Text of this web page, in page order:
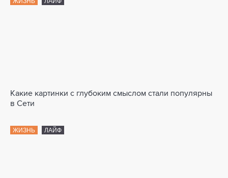
Какие картинки с глубоким смыслом стали популярны
в Сети
ЖИЗНЬ ЛАЙФ